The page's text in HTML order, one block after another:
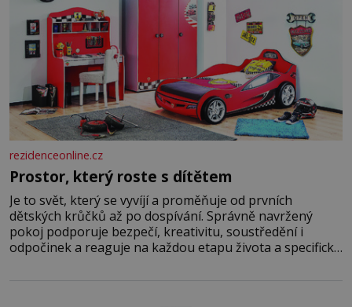
rezidenceonline.cz
Prostor, který roste s dítětem
Je to svět, který se vyvíjí a proměňuje od prvních
dětských krůčků až po dospívání. Správně navržený
pokoj podporuje bezpečí, kreativitu, soustředění i
odpočinek a reaguje na každou etapu života a specifické